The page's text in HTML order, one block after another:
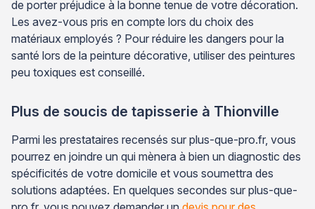
de porter préjudice à la bonne tenue de votre décoration.
Les avez-vous pris en compte lors du choix des
matériaux employés ? Pour réduire les dangers pour la
santé lors de la peinture décorative, utiliser des peintures
peu toxiques est conseillé.
Plus de soucis de tapisserie à Thionville
Parmi les prestataires recensés sur plus-que-pro.fr, vous
pourrez en joindre un qui mènera à bien un diagnostic des
spécificités de votre domicile et vous soumettra des
solutions adaptées. En quelques secondes sur plus-que-